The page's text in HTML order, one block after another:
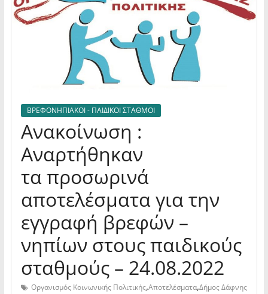
ΒΡΕΦΟΝΗΠΙΑΚΟΙ - ΠΑΙΔΙΚΟΙ ΣΤΑΘΜΟΙ
Ανακοίνωση :
Αναρτήθηκαν
τα προσωρινά
αποτελέσματα για την
εγγραφή βρεφών –
νηπίων στους παιδικούς
σταθμούς – 24.08.2022
Οργανισμός Κοινωνικής Πολιτικής,Αποτελέσματα,Δήμος Δάφνης